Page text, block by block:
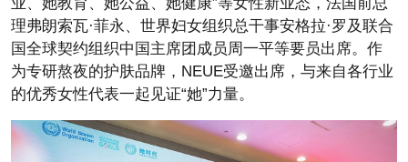
理弗朗索瓦·菲永、世界妇女组织总干事安格拉·罗及联合
国全球契约组织中国主席团成员周一平等要员出席。作
为专研熬夜的护肤品牌，NEUE受邀出席，与来自各行业
的优秀女性代表一起见证“她”力量。